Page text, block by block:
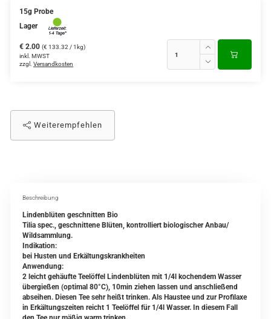
15g Probe
Lager
€ 2.00 (€ 133.32 / 1kg)
inkl. MWST
zzgl. Versandkosten
Weiterempfehlen
Beschreibung
Lindenblüten geschnitten Bio
Tilia spec., geschnittene Blüten, kontrolliert biologischer Anbau/
Wildsammlung.
Indikation:
bei Husten und Erkältungskrankheiten
Anwendung:
2 leicht gehäufte Teelöffel Lindenblüten mit 1/4l kochendem Wasser
übergießen (optimal 80°C), 10min ziehen lassen und anschließend
abseihen. Diesen Tee sehr heißt trinken. Als Haustee und zur Profilaxe
in Erkältungszeiten reicht 1 Teelöffel für 1/4l Wasser. In diesem Fall